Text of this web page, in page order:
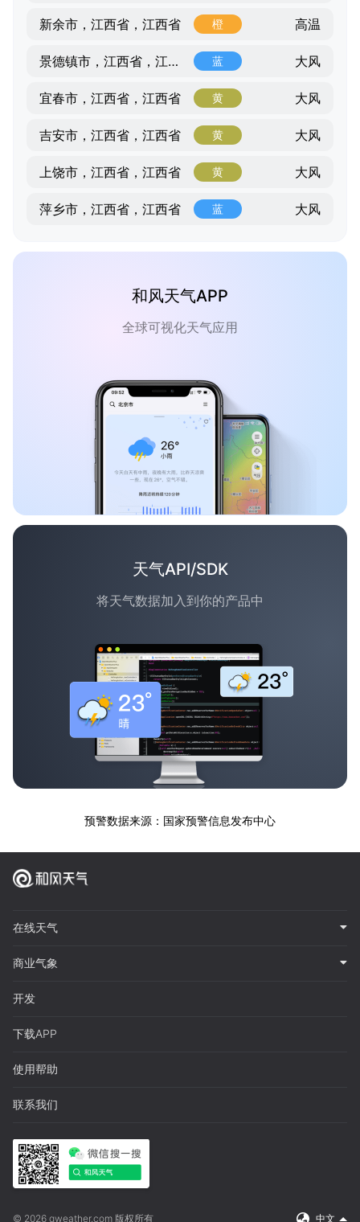
新余市，江西省，江西省 橙 高温
景德镇市，江西省，江西省 蓝 大风
宜春市，江西省，江西省 黄 大风
吉安市，江西省，江西省 黄 大风
上饶市，江西省，江西省 黄 大风
萍乡市，江西省，江西省 蓝 大风
和风天气APP
全球可视化天气应用
天气API/SDK
将天气数据加入到你的产品中
预警数据来源：国家预警信息发布中心
在线天气
商业气象
开发
下载APP
使用帮助
联系我们
© 2026 qweather.com 版权所有 中文